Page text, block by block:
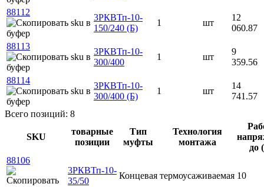
88112
3РКВТп-10-
150/240 (Б)
1 шт
12
060.87
88113
3РКВТп-10-
300/400
1 шт
9
359.56
88114
3РКВТп-10-
300/400 (Б)
1 шт
14
741.57
Всего позиций: 8
SKU
товарные
позиции
Тип
муфты
Технология
монтажа
до
88106
3РКВТп-10-
35/50
Концевая термоусаживаемая 10